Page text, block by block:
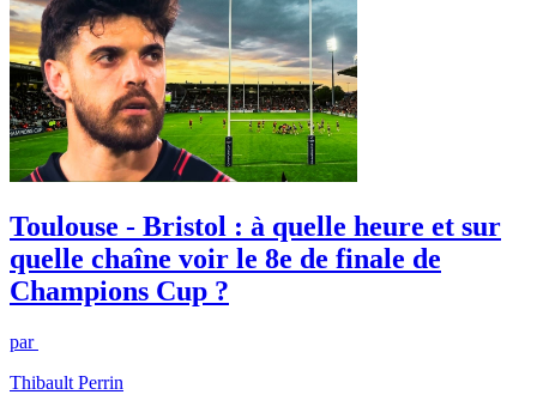
Toulouse - Bristol : à quelle heure et sur
quelle chaîne voir le 8e de finale de
Champions Cup ?
par
Thibault Perrin